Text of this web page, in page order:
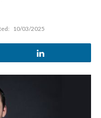
10/03/2025